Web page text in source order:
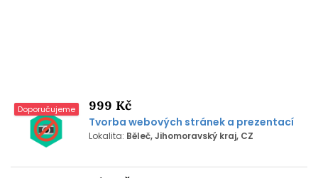
Doporučujeme 999 Kč
Tvorba webových stránek a prezentací
Lokalita: Běleč, Jihomoravský kraj, CZ